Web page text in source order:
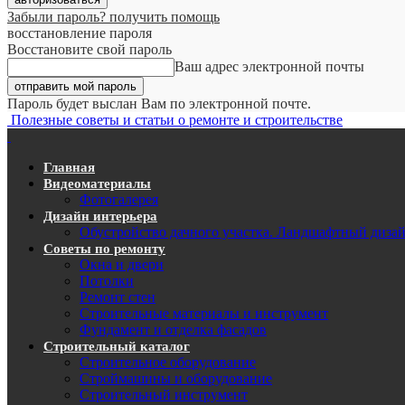
Забыли пароль? получить помощь
восстановление пароля
Восстановите свой пароль
Ваш адрес электронной почты
Пароль будет выслан Вам по электронной почте.
Полезные советы и статьи о ремонте и строительстве
Главная
Видеоматериалы
Фотогалерея
Дизайн интерьера
Обустройство дачного участка. Ландшафтный
Советы по ремонту
Окна и двери
Потолки
Ремонт стен
Строительные материалы и инструмент
Фундамент и отделка фасадов
Строительный каталог
Строительное оборудование
Строймашины и оборудование
Строительный инструмент